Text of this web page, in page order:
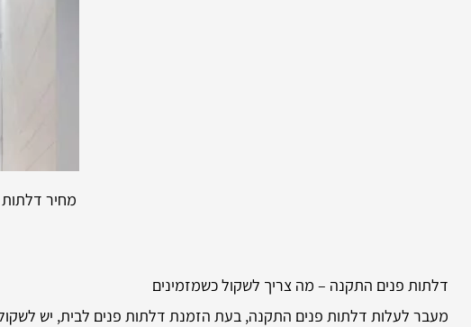
מחיר
דלתות פנים התקנה – מה צריך לשקול כשמזמינים
מעבר לעלות דלתות פנים התקנה, בעת הזמנת דלתות פנים לבית, יש